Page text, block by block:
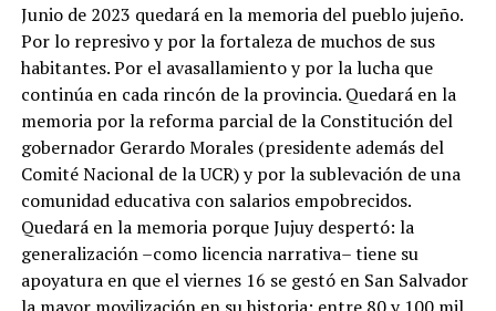
Junio de 2023 quedará en la memoria del pueblo jujeño.
Por lo represivo y por la fortaleza de muchos de sus
habitantes. Por el avasallamiento y por la lucha que
continúa en cada rincón de la provincia. Quedará en la
memoria por la reforma parcial de la Constitución del
gobernador Gerardo Morales (presidente además del
Comité Nacional de la UCR) y por la sublevación de una
comunidad educativa con salarios empobrecidos.
Quedará en la memoria porque Jujuy despertó: la
generalización –como licencia narrativa– tiene su
apoyatura en que el viernes 16 se gestó en San Salvador